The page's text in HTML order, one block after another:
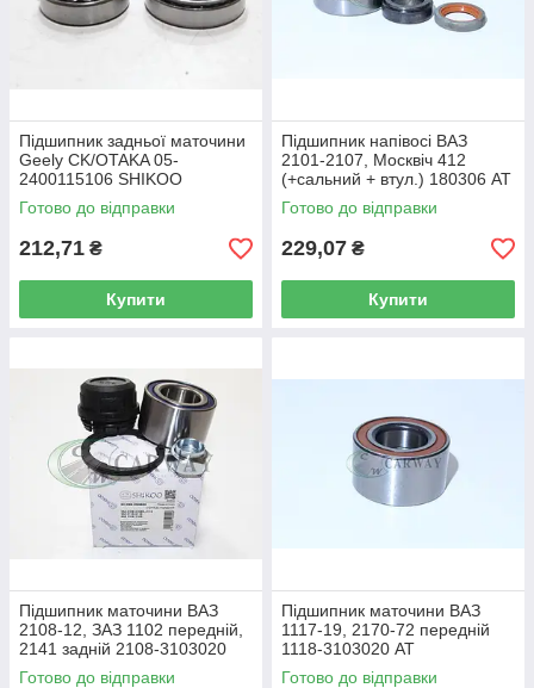
Підшипник задньої маточини
Geely CK/OTAKA 05-
2400115106 SHIKOO
Готово до відправки
212,71 ₴
Купити
Підшипник напівосі ВАЗ
2101-2107, Москвіч 412
(+сальний + втул.) 180306 AT
Готово до відправки
229,07 ₴
Купити
Підшипник маточини ВАЗ
2108-12, ЗАЗ 1102 передній,
2141 задній 2108-3103020
SHIKOO
Готово до відправки
Підшипник маточини ВАЗ
1117-19, 2170-72 передній
1118-3103020 AT
Готово до відправки